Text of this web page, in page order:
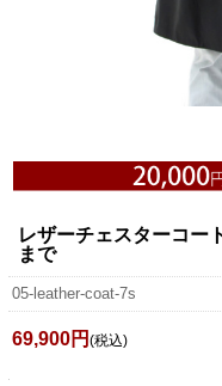
レザーチェスターコー
まで
05-leather-coat-7s
69,900円 (税込)